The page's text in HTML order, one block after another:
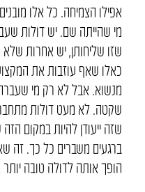
אפילו הצמיחה. כל אלו
מי שהייתה שם. יש דולות
שזו שליחותן, יש אחרות
כאלו שאף עוזבות את
מנשוא. אבל לא רק מי
שקטה. לא מעט דולות
שזה ייעודן להיות במקום
ברגעים משברים כל כך. זה
הופך אותה לדולה טובה